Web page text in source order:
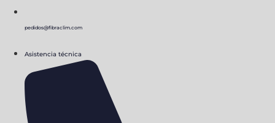
pedidos@fibraclim.com
Asistencia técnica